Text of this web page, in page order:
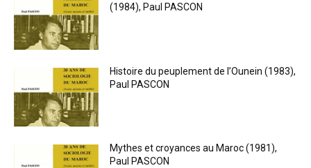
(1984), Paul PASCON
Histoire du peuplement de l’Ounein (1983),
Paul PASCON
Mythes et croyances au Maroc (1981),
Paul PASCON